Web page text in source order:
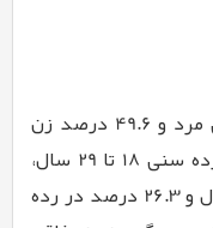
50.4 درصد پاسخگویان این نظرسنجی مرد و 49.6 درصد زن
هستند. 25.9 درصد پاسخگویان در رده سنی 18 تا 29 سال،
47.8 درصد در رده سنی 30 تا 49 سال و 26.3 درصد در رده